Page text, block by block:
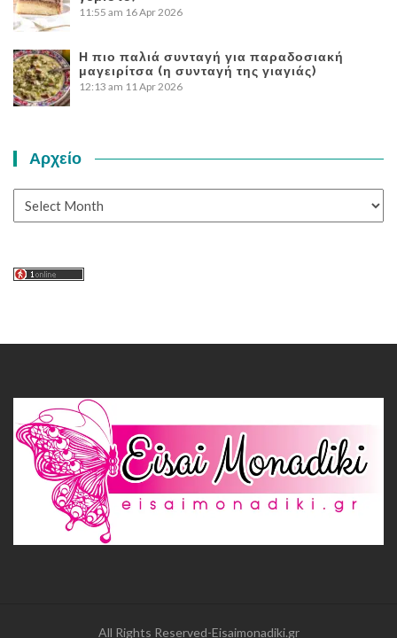
11:55 am 16 Apr 2026
Η πιο παλιά συνταγή για παραδοσιακή
μαγειρίτσα (η συνταγή της γιαγιάς)
12:13 am 11 Apr 2026
Αρχείο
All Rights Reserved-Eisaimonadiki.gr